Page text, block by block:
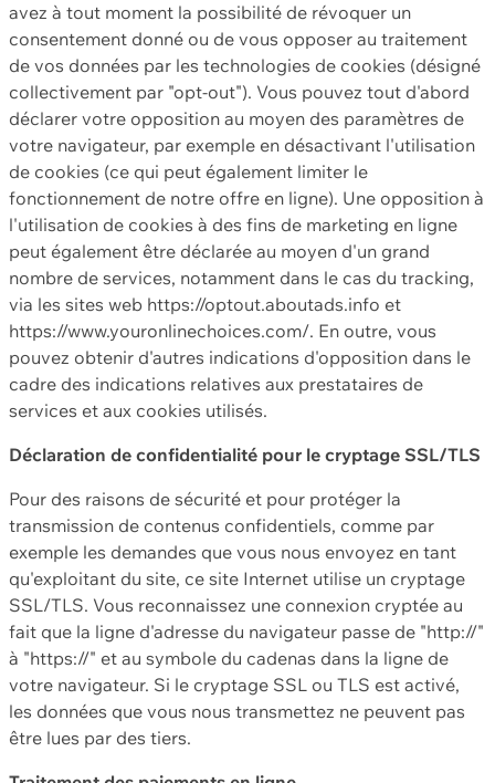
avez à tout moment la possibilité de révoquer un
consentement donné ou de vous opposer au traitement
de vos données par les technologies de cookies (désigné
collectivement par "opt-out"). Vous pouvez tout d'abord
déclarer votre opposition au moyen des paramètres de
votre navigateur, par exemple en désactivant l'utilisation
de cookies (ce qui peut également limiter le
fonctionnement de notre offre en ligne). Une opposition à
l'utilisation de cookies à des fins de marketing en ligne
peut également être déclarée au moyen d'un grand
nombre de services, notamment dans le cas du tracking,
via les sites web https://optout.aboutads.info et
https://www.youronlinechoices.com/. En outre, vous
pouvez obtenir d'autres indications d'opposition dans le
cadre des indications relatives aux prestataires de
services et aux cookies utilisés.
Déclaration de confidentialité pour le cryptage SSL/TLS
Pour des raisons de sécurité et pour protéger la
transmission de contenus confidentiels, comme par
exemple les demandes que vous nous envoyez en tant
qu'exploitant du site, ce site Internet utilise un cryptage
SSL/TLS. Vous reconnaissez une connexion cryptée au
fait que la ligne d'adresse du navigateur passe de "http://"
à "https://" et au symbole du cadenas dans la ligne de
votre navigateur. Si le cryptage SSL ou TLS est activé,
les données que vous nous transmettez ne peuvent pas
être lues par des tiers.